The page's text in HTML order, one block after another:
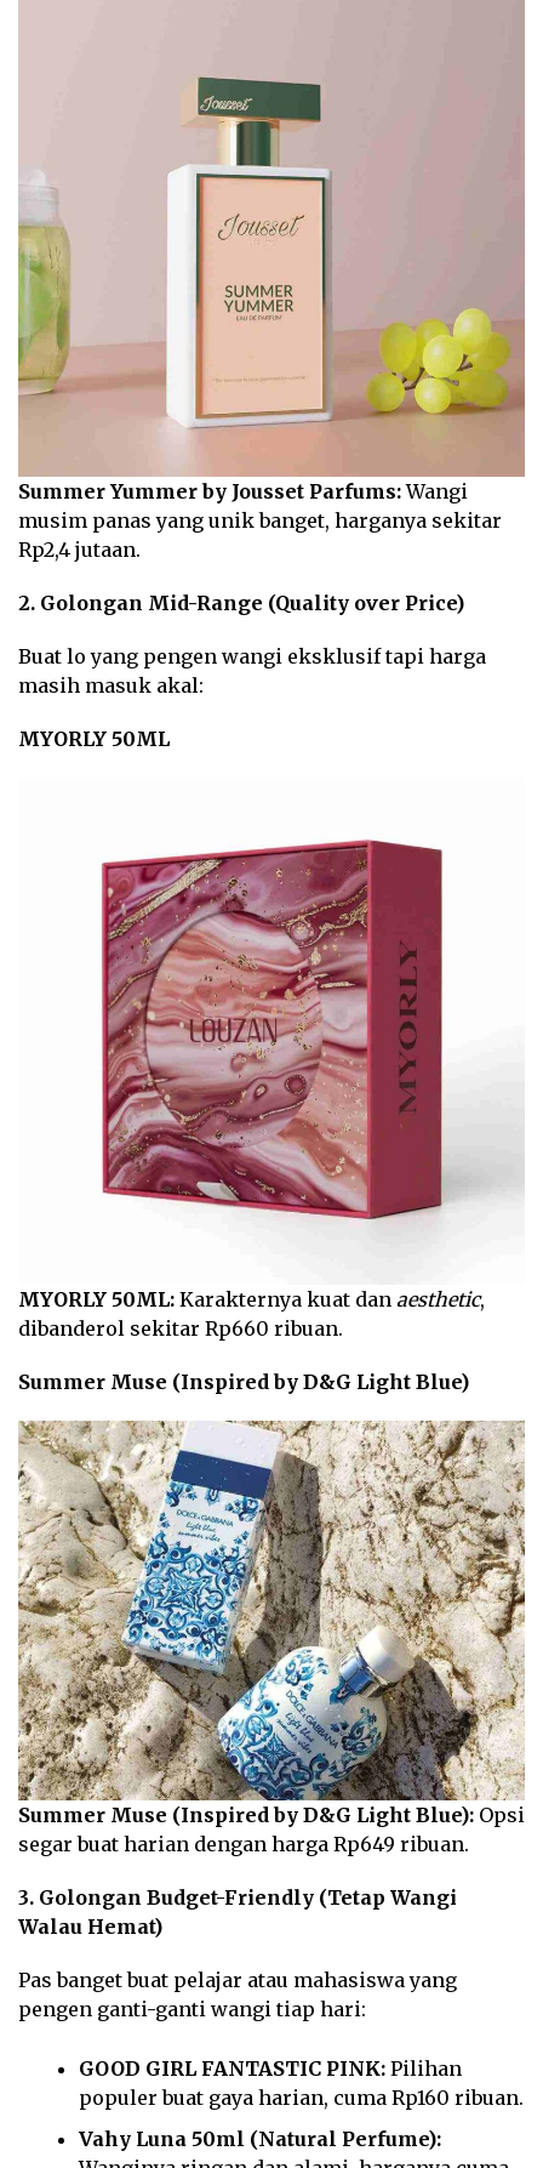
Summer Yummer by Jousset Parfums:Wangi
musim panas yang unik banget, harganya sekitar
Rp2,4 jutaan.
2. Golongan Mid-Range (Quality over Price)
Buat lo yang pengen wangi eksklusif tapi harga
masih masuk akal:
MYORLY 50ML
MYORLY 50ML: Karakternya kuat dan aesthetic,
dibanderol sekitar Rp660 ribuan.
Summer Muse (Inspired by D&G Light Blue)
Summer Muse (Inspired by D&G Light Blue): Opsi
segar buat harian dengan harga Rp649 ribuan.
3. Golongan Budget-Friendly (Tetap Wangi
Walau Hemat)
Pas banget buat pelajar atau mahasiswa yang
pengen ganti-ganti wangi tiap hari:
GOOD GIRL FANTASTIC PINK: Pilihan
populer buat gaya harian, cuma Rp160 ribuan.
Vahy Luna 50ml (Natural Perfume):